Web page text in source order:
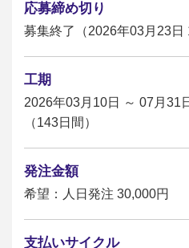
応募締め切り
募集終了（2026年03月23日
工期
2026年03月10日 ～ 07月31
（143日間）
発注金額
希望：人日発注 30,000円
支払いサイクル